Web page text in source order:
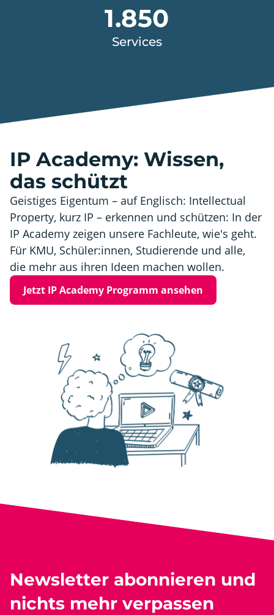
1850
Services
1.850
Services
IP Academy: Wissen,
das schützt
Geistiges Eigentum – auf Englisch: Intellectual
Property, kurz IP – erkennen und schützen: In der
IP Academy zeigen unsere Fachleute, wie's geht.
Für KMU, Schüler:innen, Studierende und alle,
die mehr aus ihren Ideen machen wollen.
Jetzt IP Academy Programm ansehen
Newsletter abonnieren und
nichts mehr verpassen